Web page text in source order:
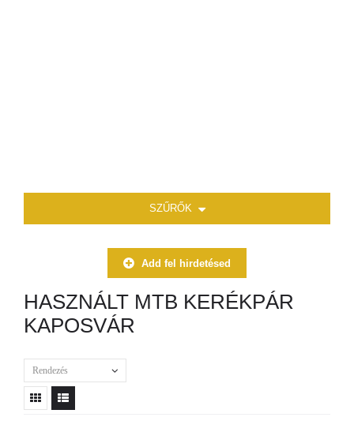
SZŰRŐK
Add fel hirdetésed
HASZNÁLT MTB KERÉKPÁR
KAPOSVÁR
Rendezés